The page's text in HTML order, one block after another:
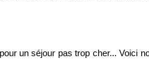
un séjour pas trop cher... Voici